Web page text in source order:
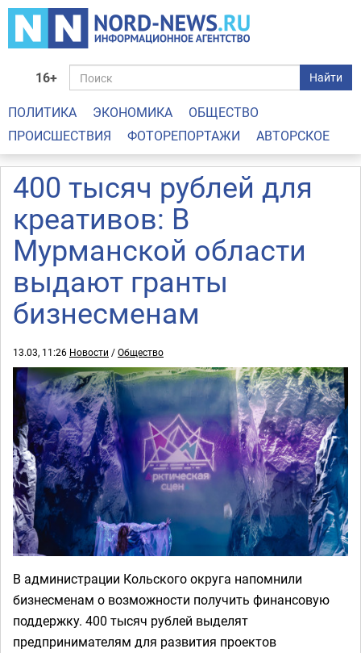
16+ Найти
ПОЛИТИКА ЭКОНОМИКА
ОБЩЕСТВО
ПРОИСШЕСТВИЯ
ФОТОРЕПОРТАЖИ АВТОРСКОЕ
400 тысяч рублей для
креативов: В
Мурманской области
выдают гранты
бизнесменам
13.03, 11:26 Новости /Общество
В администрации Кольского округа напомнили
бизнесменам о возможности получить финансовую
поддержку. 400 тысяч рублей выделят
предпринимателям для развития проектов